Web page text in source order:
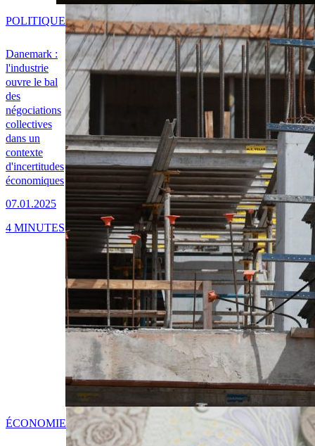
Danemark :
l'industrie
ouvre le bal
des
négociations
collectives
dans un
contexte
d'incertitudes
économiques
07.01.2025
POLITIQUE
4 MINUTES
ÉCONOMIE